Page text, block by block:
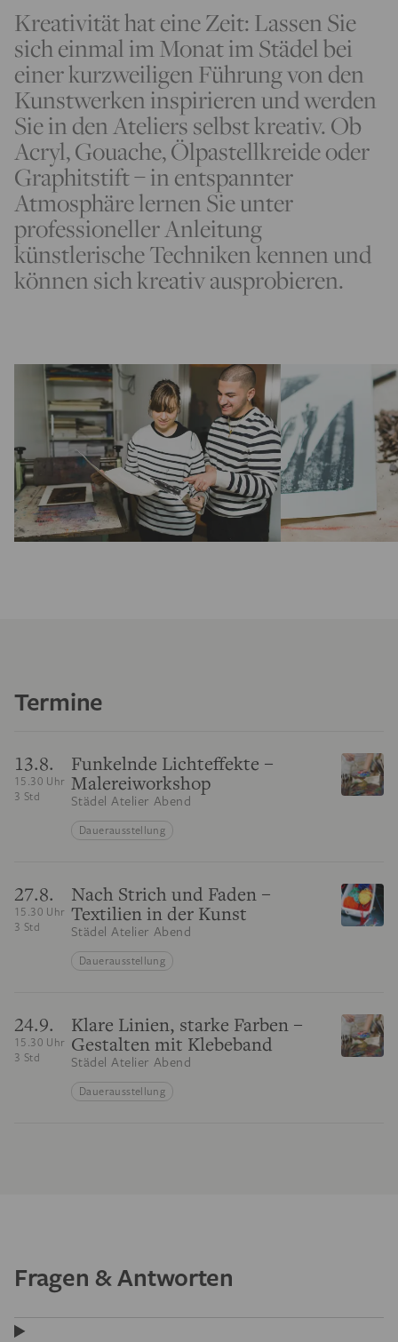
Kreativität hat eine Zeit: Lassen Sie
sich einmal im Monat im Städel bei
einer kurzweiligen Führung von den
Kunstwerken inspirieren und werden
Sie in den Ateliers selbst kreativ. Ob
Acryl, Gouache, Ölpastellkreide oder
Graphitstift – in entspannter
Atmosphäre lernen Sie unter
professioneller Anleitung
künstlerische Techniken kennen und
können sich kreativ ausprobieren.
Termine
13.8.
15.30 Uhr
3 Std
Funkelnde Lichteffekte –
Malereiworkshop
Städel Atelier Abend
Dauerausstellung
27.8.
15.30 Uhr
3 Std
Nach Strich und Faden –
Textilien in der Kunst
Städel Atelier Abend
Dauerausstellung
24.9.
15.30 Uhr
3 Std
Klare Linien, starke Farben –
Gestalten mit Klebeband
Städel Atelier Abend
Dauerausstellung
Fragen & Antworten